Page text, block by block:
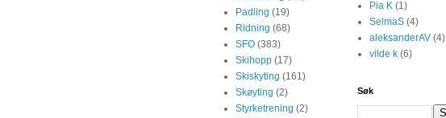
Padling (19)
Ridning (68)
SFO (383)
Skihopp (17)
Skiskyting (161)
Skøyting (2)
Styrketrening (2)
Pia K (1)
SelmaS (4)
aleksanderAV (4)
vilde k (6)
Søk